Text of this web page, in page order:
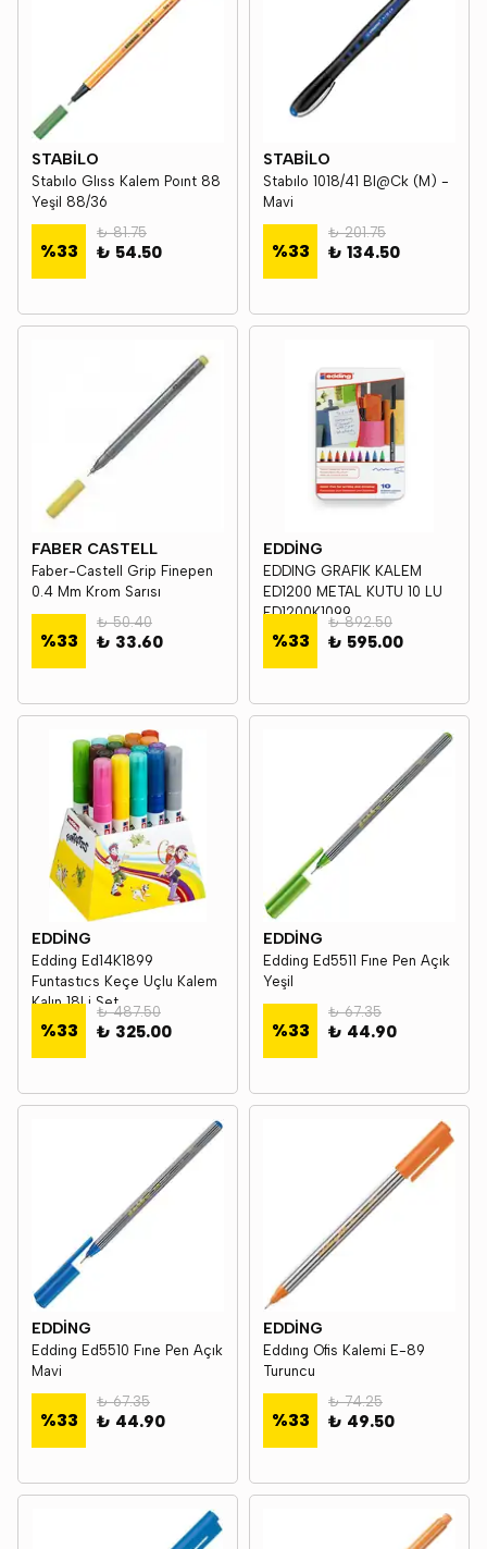
STABİLO
Stabılo Glıss Kalem Poınt 88
Yeşil 88/36
%33
₺ 81.75
₺ 54.50
STABİLO
Stabılo 1018/41 Bl@Ck (M) -
Mavi
%33
₺ 201.75
₺ 134.50
FABER CASTELL
Faber-Castell Grip Finepen
0.4 Mm Krom Sarısı
%33
₺ 50.40
₺ 33.60
EDDİNG
EDDING GRAFIK KALEM
ED1200 METAL KUTU 10 LU
ED1200K1099
%33
₺ 892.50
₺ 595.00
EDDİNG
Edding Ed14K1899
Funtastıcs Keçe Uçlu Kalem
Kalın 18Li Set
%33
₺ 487.50
₺ 325.00
EDDİNG
Edding Ed5511 Fıne Pen Açık
Yeşil
%33
₺ 67.35
₺ 44.90
EDDİNG
Edding Ed5510 Fıne Pen Açık
Mavi
%33
₺ 67.35
₺ 44.90
EDDİNG
Eddıng Ofis Kalemi E-89
Turuncu
%33
₺ 74.25
₺ 49.50